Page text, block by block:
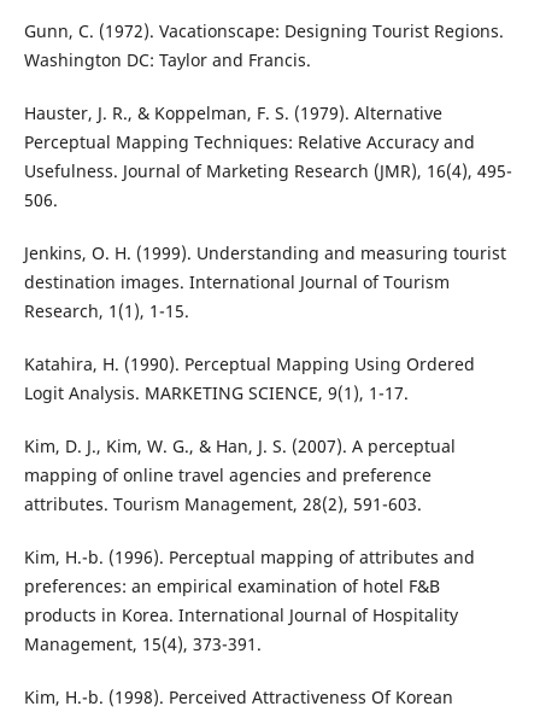
Gunn, C. (1972). Vacationscape: Designing Tourist Regions.
Washington DC: Taylor and Francis.
Hauster, J. R., & Koppelman, F. S. (1979). Alternative
Perceptual Mapping Techniques: Relative Accuracy and
Usefulness. Journal of Marketing Research (JMR), 16(4), 495-
506.
Jenkins, O. H. (1999). Understanding and measuring tourist
destination images. International Journal of Tourism
Research, 1(1), 1-15.
Katahira, H. (1990). Perceptual Mapping Using Ordered
Logit Analysis. MARKETING SCIENCE, 9(1), 1-17.
Kim, D. J., Kim, W. G., & Han, J. S. (2007). A perceptual
mapping of online travel agencies and preference
attributes. Tourism Management, 28(2), 591-603.
Kim, H.-b. (1996). Perceptual mapping of attributes and
preferences: an empirical examination of hotel F&B
products in Korea. International Journal of Hospitality
Management, 15(4), 373-391.
Kim, H.-b. (1998). Perceived Attractiveness Of Korean